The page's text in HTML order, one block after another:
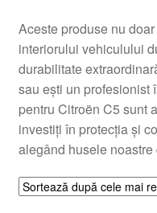
Plățile
Politică de
Procedura de reclamație
Termeni si conditii
Aceste produse nu
interiorului vehiculului
durabilitate
sau ești un profesionist
pentru Citroën C5 sunt
investiți în protecția și
alegând husele